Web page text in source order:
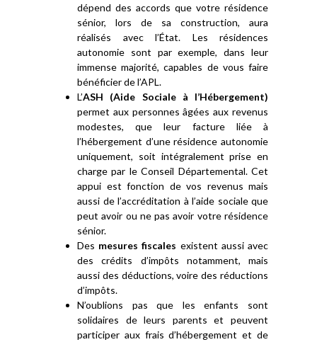
dépend des accords que votre résidence
sénior, lors de sa construction, aura
réalisés avec l’État. Les résidences
autonomie sont par exemple, dans leur
immense majorité, capables de vous faire
bénéficier de l’APL.
L’ASH (Aide Sociale à l’Hébergement)
permet aux personnes âgées aux revenus
modestes, que leur facture liée à
l’hébergement d’une résidence autonomie
uniquement, soit intégralement prise en
charge par le Conseil Départemental. Cet
appui est fonction de vos revenus mais
aussi de l’accréditation à l’aide sociale que
peut avoir ou ne pas avoir votre résidence
sénior.
Des mesures fiscales existent aussi avec
des crédits d’impôts notamment, mais
aussi des déductions, voire des réductions
d’impôts.
N’oublions pas que les enfants sont
solidaires de leurs parents et peuvent
participer aux frais d’hébergement et de